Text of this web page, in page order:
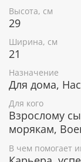
праведный
Ушаков)
Небесный
Защитник
Помогает
силу духа.
Помогает
Матери
Высота, см
29
Ширина, см
21
Назначение
Для дома,
Для кого
Взрослому
морякам,
В чем помогает